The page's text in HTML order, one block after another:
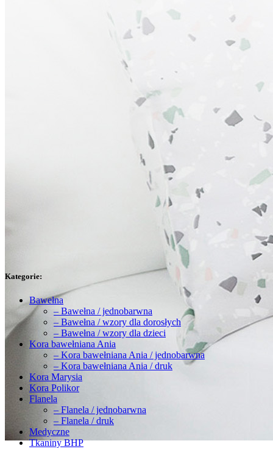
Kategorie:
Bawełna
– Bawełna / jednobarwna
– Bawełna / wzory dla dorosłych
– Bawełna / wzory dla dzieci
Kora bawełniana Ania
– Kora bawełniana Ania / jednobarwna
– Kora bawełniana Ania / druk
Kora Marysia
Kora Polikor
Flanela
– Flanela / jednobarwna
– Flanela / druk
Medyczne
Tkaniny BHP